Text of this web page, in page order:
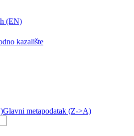
(EN)
kazalište
Glavni metapodatak (Z->A)